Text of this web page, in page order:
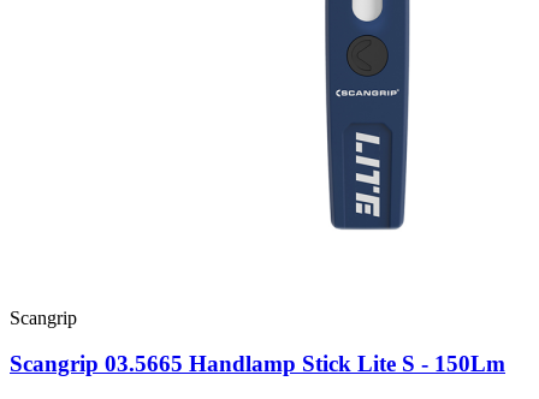
Scangrip
Scangrip 03.5665 Handlamp Stick Lite S - 150Lm